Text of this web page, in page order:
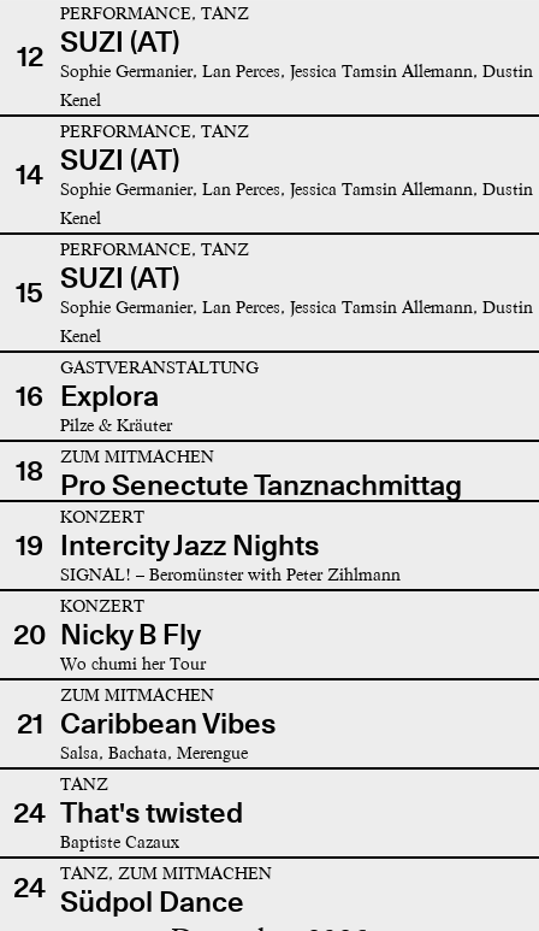
12
PERFORMANCE, TANZ
SUZI (AT)
Sophie Germanier, Lan Perces, Jessica Tamsin Allemann, Dustin
Kenel
14
PERFORMANCE, TANZ
SUZI (AT)
Sophie Germanier, Lan Perces, Jessica Tamsin Allemann, Dustin
Kenel
15
PERFORMANCE, TANZ
SUZI (AT)
Sophie Germanier, Lan Perces, Jessica Tamsin Allemann, Dustin
Kenel
16
GASTVERANSTALTUNG
Explora
Pilze & Kräuter
18 ZUM MITMACHEN
Pro Senectute Tanznachmittag
19
KONZERT
Intercity Jazz Nights
SIGNAL! – Beromünster with Peter Zihlmann
20
KONZERT
Nicky B Fly
Wo chumi her Tour
21
ZUM MITMACHEN
Caribbean Vibes
Salsa, Bachata, Merengue
24
TANZ
That's twisted
Baptiste Cazaux
24 TANZ, ZUM MITMACHEN
Südpol Dance